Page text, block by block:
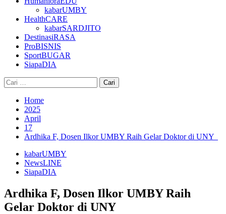
kabarUMBY
HealthCARE
kabarSARDJITO
DestinasiRASA
ProBISNIS
SportBUGAR
SiapaDIA
Cari
untuk:
Home
2025
April
17
Ardhika F, Dosen Ilkor UMBY Raih Gelar Doktor di UNY
kabarUMBY
NewsLINE
SiapaDIA
Ardhika F, Dosen Ilkor UMBY Raih
Gelar Doktor di UNY